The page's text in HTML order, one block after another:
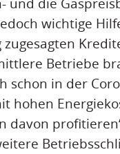
wichtige
Betriebe
schon in der
hohen